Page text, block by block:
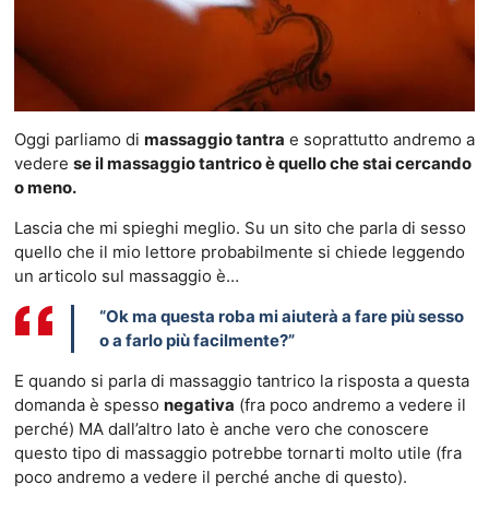
Oggi parliamo di massaggio tantra e soprattutto andremo a
vedere se il massaggio tantrico è quello che stai cercando
o meno.
Lascia che mi spieghi meglio. Su un sito che parla di sesso
quello che il mio lettore probabilmente si chiede leggendo
un articolo sul massaggio è…
“Ok ma questa roba mi aiuterà a fare più sesso
o a farlo più facilmente?”
E quando si parla di massaggio tantrico la risposta a questa
domanda è spesso negativa (fra poco andremo a vedere il
perché) MA dall’altro lato è anche vero che conoscere
questo tipo di massaggio potrebbe tornarti molto utile (fra
poco andremo a vedere il perché anche di questo).